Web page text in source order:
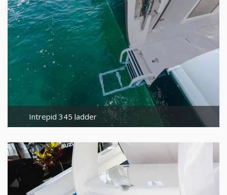
Intrepid 345 ladder